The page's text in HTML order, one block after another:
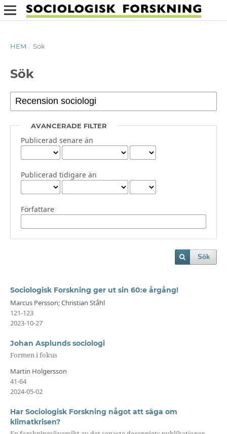
HEM / Sök
Sök
AVANCERADE FILTER
Publicerad senare än
Publicerad tidigare än
Författare
Sök
Sociologisk Forskning ger ut sin 60:e årgång!
Marcus Persson; Christian Ståhl
121-123
2023-10-27
Johan Asplunds sociologi
Formen i fokus
Martin Holgersson
41-64
2024-05-02
Har Sociologisk Forskning något att säga om
klimatkrisen?